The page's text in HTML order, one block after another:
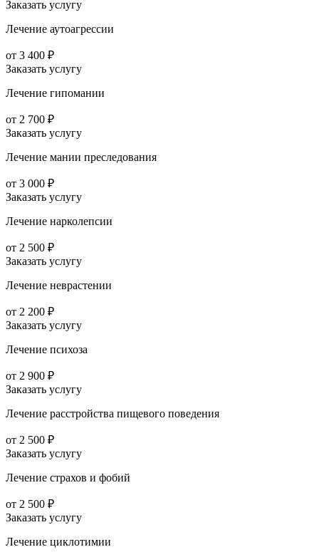
Заказать услугу
Лечение аутоагрессии
от 3 400 ₽
Заказать услугу
Лечение гипомании
от 2 700 ₽
Заказать услугу
Лечение мании преследования
от 3 000 ₽
Заказать услугу
Лечение нарколепсии
от 2 500 ₽
Заказать услугу
Лечение неврастении
от 2 200 ₽
Заказать услугу
Лечение психоза
от 2 900 ₽
Заказать услугу
Лечение расстройства пищевого поведения
от 2 500 ₽
Заказать услугу
Лечение страхов и фобий
от 2 500 ₽
Заказать услугу
Лечение циклотимии